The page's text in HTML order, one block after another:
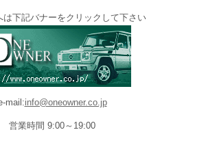
は下記バナーをクリックして下さい
mail:info@oneowner.co.jp
営業時間 9:00～19:00